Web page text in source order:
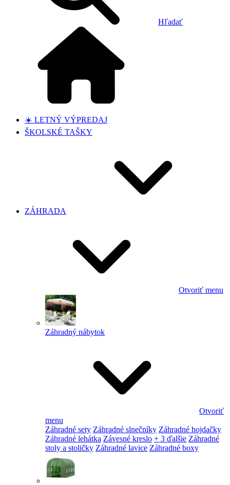
Hľadať
☀️ LETNÝ VÝPREDAJ
ŠKOLSKÉ TAŠKY
ZÁHRADA
Otvoriť menu
Záhradný nábytok
Otvoriť
menu
Záhradné sety Záhradné slnečníky Záhradné hojdačky
Záhradné lehátka Závesné kreslo + 3 ďalšie Záhradné
stoly a stoličky Záhradné lavice Záhradné boxy